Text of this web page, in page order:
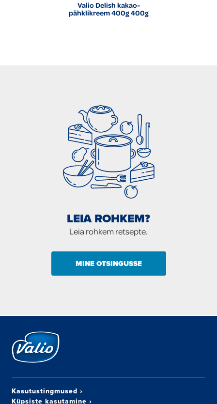
Valio Delish kakao-
pähklikreem 400g 400g
LEIA ROHKEM?
Leia rohkem retsepte.
MINE OTSINGUSSE
Kasutustingmused ›
Küpsiste kasutamine ›